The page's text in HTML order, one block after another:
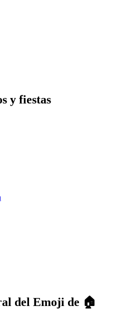
y fiestas
del Emoji de 🏠